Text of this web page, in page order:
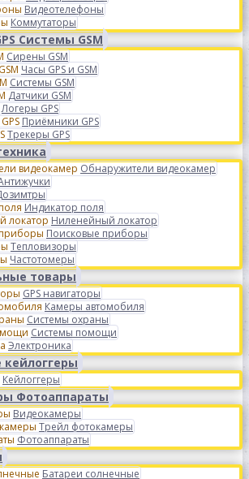
Видеотелефоны
Коммутаторы
Системы GSM
Сирены GSM
Часы GPS и GSM
Системы GSM
Датчики GSM
Логеры GPS
Приёмники GPS
Трекеры GPS
Обнаружители видеокамер
Индикатор поля
Ниленейный локатор
Поисковые приборы
Тепловизоры
Частотомеры
товары
GPS навигаторы
Камеры автомобиля
Системы охраны
Системы помощи
Электроника
Кейлоггеры
Фотоаппараты
Видеокамеры
Трейл фотокамеры
Фотоаппараты
Батареи солнечные